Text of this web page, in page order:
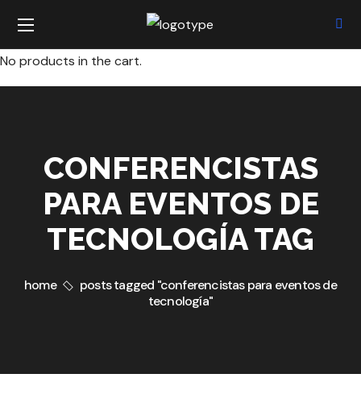
No products in the cart.
CONFERENCISTAS
PARA EVENTOS DE
TECNOLOGÍA TAG
home
posts tagged "conferencistas para eventos de
tecnología"